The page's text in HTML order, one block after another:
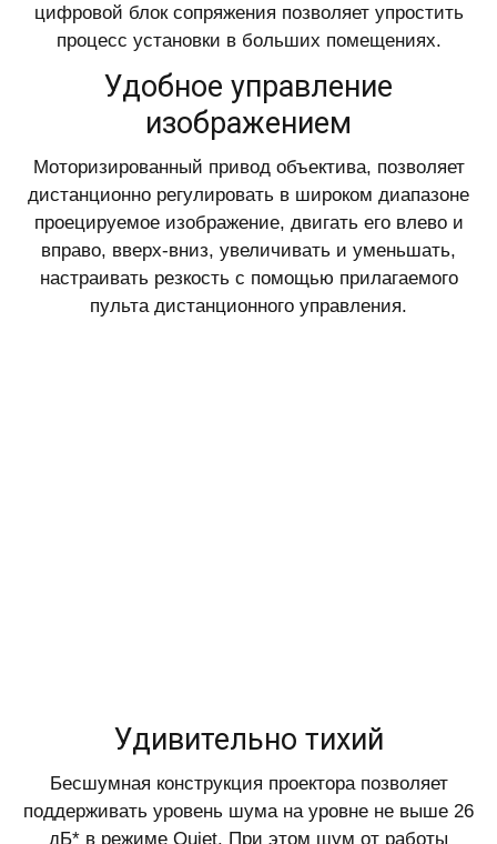
цифровой блок сопряжения позволяет упростить
процесс установки в больших помещениях.
Удобное управление
изображением
Моторизированный привод объектива, позволяет
дистанционно регулировать в широком диапазоне
проецируемое изображение, двигать его влево и
вправо, вверх-вниз, увеличивать и уменьшать,
настраивать резкость с помощью прилагаемого
пульта дистанционного управления.
Удивительно тихий
Бесшумная конструкция проектора позволяет
поддерживать уровень шума на уровне не выше 26
дБ* в режиме Quiet. При этом шум от работы